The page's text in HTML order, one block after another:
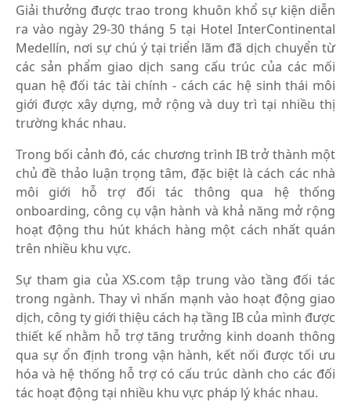
Giải thưởng được trao trong khuôn khổ sự kiện diễn
ra vào ngày 29-30 tháng 5 tại Hotel InterContinental
Medellín, nơi sự chú ý tại triển lãm đã dịch chuyển từ
các sản phẩm giao dịch sang cấu trúc của các mối
quan hệ đối tác tài chính - cách các hệ sinh thái môi
giới được xây dựng, mở rộng và duy trì tại nhiều thị
trường khác nhau.
Trong bối cảnh đó, các chương trình IB trở thành một
chủ đề thảo luận trọng tâm, đặc biệt là cách các nhà
môi giới hỗ trợ đối tác thông qua hệ thống
onboarding, công cụ vận hành và khả năng mở rộng
hoạt động thu hút khách hàng một cách nhất quán
trên nhiều khu vực.
Sự tham gia của XS.com tập trung vào tầng đối tác
trong ngành. Thay vì nhấn mạnh vào hoạt động giao
dịch, công ty giới thiệu cách hạ tầng IB của mình được
thiết kế nhằm hỗ trợ tăng trưởng kinh doanh thông
qua sự ổn định trong vận hành, kết nối được tối ưu
hóa và hệ thống hỗ trợ có cấu trúc dành cho các đối
tác hoạt động tại nhiều khu vực pháp lý khác nhau.